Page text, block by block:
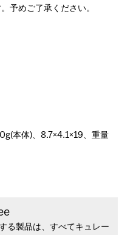
予めご了承ください。
本体)、8.7×4.1×19、重量
る製品は、すべてキュレー